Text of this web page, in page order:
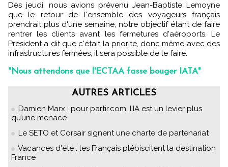
Dès jeudi, nous avions prévenu Jean-Baptiste Lemoyne
que le retour de l'ensemble des voyageurs français
prendrait plus d'une semaine, notre objectif étant de faire
rentrer les clients avant les fermetures d'aéroports. Le
Président a dit que c'était la priorité, donc même avec des
infrastructures fermées, il sera possible de le faire.
"Nous attendons que l'ECTAA fasse bouger IATA"
AUTRES ARTICLES
Damien Marx : pour partir.com, l’IA est un levier plus
qu’une menace
Le SETO et Corsair signent une charte de partenariat
Vacances d'été : les Français plébiscitent la destination
France